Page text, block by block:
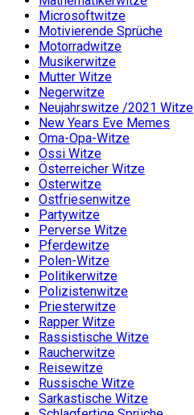
Microsoftwitze
Motivierende Sprüche
Motorradwitze
Musikerwitze
Mutter Witze
Negerwitze
Neujahrswitze /2021 Witze
New Years Eve Memes
Oma-Opa-Witze
Ossi Witze
Österreicher Witze
Osterwitze
Ostfriesenwitze
Partywitze
Perverse Witze
Pferdewitze
Polen-Witze
Politikerwitze
Polizistenwitze
Priesterwitze
Rapper Witze
Rassistische Witze
Raucherwitze
Reisewitze
Russische Witze
Sarkastische Witze